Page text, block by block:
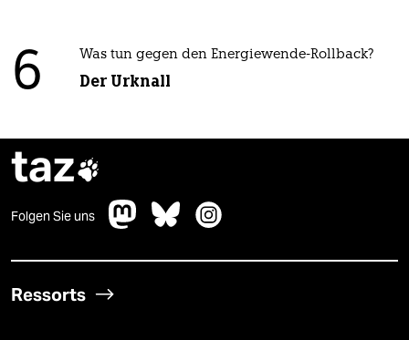
6 Was tun gegen den Energiewende-Rollback?
Der Urknall
taz
Folgen Sie uns
Ressorts